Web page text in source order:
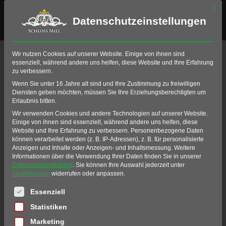
Übungsanlagen
Home Golfschule
Smart Learning
Übungsanlagen
INNOVATION &
PERFEKTION
Wir setzen in allen Bereichen unserer
Golfanlage auf Innovation und Perfektion, so
Unsere mit Flutlicht beleuchtete Driving
Range bietet im Sommer bis zu 50 Rasen-
Mit
Datenschutzeinstellungen
Wir nutzen Cookies auf unserer Website. Einige von ihnen sind
essenziell, während andere uns helfen, diese Website und Ihre Erfahrung
zu verbessern.
Wenn Sie unter 16 Jahre alt sind und Ihre Zustimmung zu freiwilligen
Diensten geben möchten, müssen Sie Ihre Erziehungsberechtigten um
Erlaubnis bitten.
Wir verwenden Cookies und andere Technologien auf unserer Website.
Einige von ihnen sind essenziell, während andere uns helfen, diese
Website und Ihre Erfahrung zu verbessern. Personenbezogene Daten
können verarbeitet werden (z. B. IP-Adressen), z. B. für personalisierte
Anzeigen und Inhalte oder Anzeigen- und Inhaltsmessung. Weitere
Informationen über die Verwendung Ihrer Daten finden Sie in unserer
Datenschutzerklärung. Sie können Ihre Auswahl jederzeit unter
Einstellungen widerrufen oder anpassen.
Es folgt eine Liste der Service-Gruppen, für die eine
Essenziell
Statistiken
Marketing